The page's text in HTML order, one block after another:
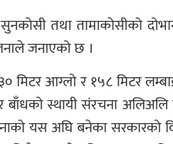
तथा तामाकोसीको
जनाएको छ ।
मिटर आग्लो र १५८ मिटर
बाँधको स्थायी संरचना
यस अघि बनेका सरकारको